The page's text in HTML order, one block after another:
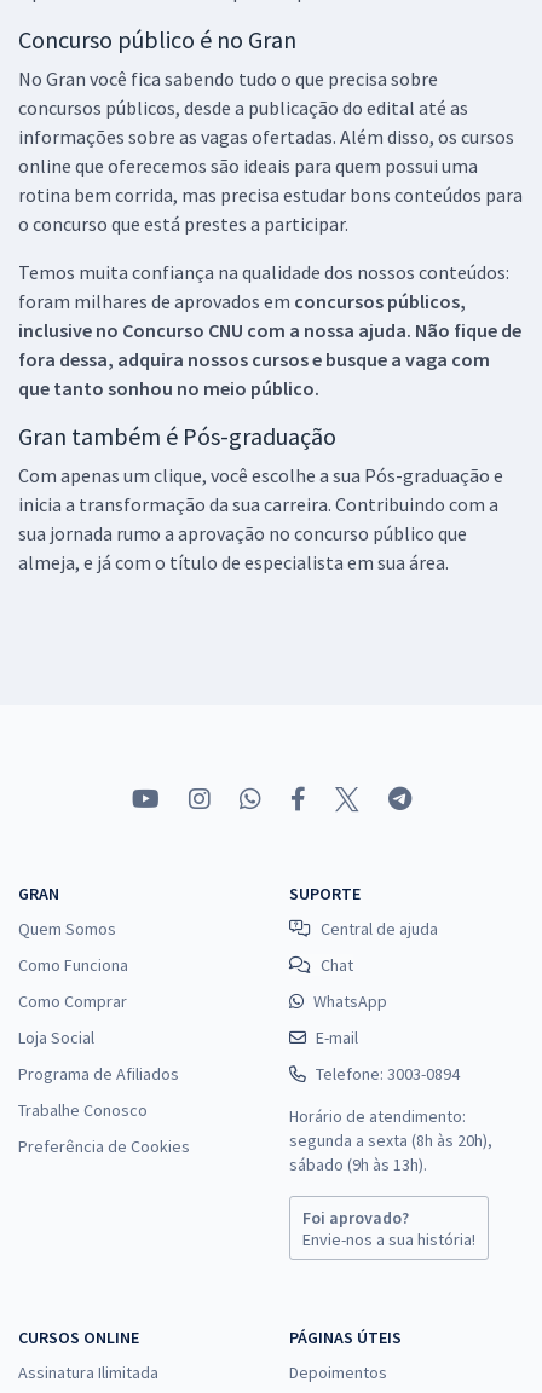
Concurso público é no Gran
No Gran você fica sabendo tudo o que precisa sobre
concursos públicos, desde a publicação do edital até as
informações sobre as vagas ofertadas. Além disso, os cursos
online que oferecemos são ideais para quem possui uma
rotina bem corrida, mas precisa estudar bons conteúdos para
o concurso que está prestes a participar.
Temos muita confiança na qualidade dos nossos conteúdos:
foram milhares de aprovados em concursos públicos,
inclusive no Concurso CNU com a nossa ajuda. Não fique de
fora dessa, adquira nossos cursos e busque a vaga com
que tanto sonhou no meio público.
Gran também é Pós-graduação
Com apenas um clique, você escolhe a sua Pós-graduação e
inicia a transformação da sua carreira. Contribuindo com a
sua jornada rumo a aprovação no concurso público que
almeja, e já com o título de especialista em sua área.
GRAN
Quem Somos
Como Funciona
Como Comprar
Loja Social
Programa de Afiliados
Trabalhe Conosco
Preferência de Cookies
SUPORTE
Central de ajuda
Chat
WhatsApp
E-mail
Telefone: 3003-0894
Horário de atendimento:
segunda a sexta (8h às 20h),
sábado (9h às 13h).
Foi aprovado?
Envie-nos a sua história!
CURSOS ONLINE
Assinatura Ilimitada
PÁGINAS ÚTEIS
Depoimentos